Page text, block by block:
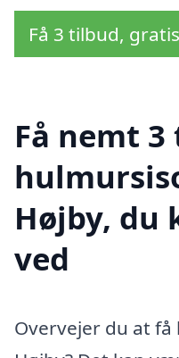
Få 3 tilbud,
Få nemt
Højby, du
ved
Overvejer du at